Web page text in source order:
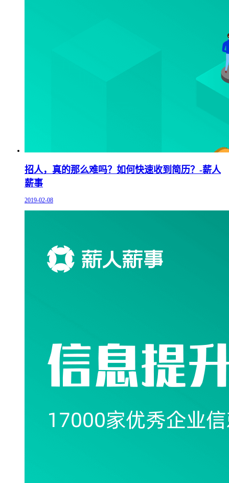
招人，真的那么难吗？如何快速收到简历？-薪人
薪事
2019-02-08